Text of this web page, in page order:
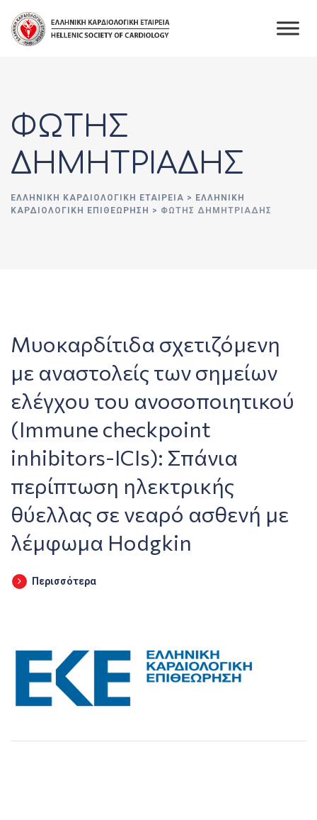
content
ΦΩΤΗΣ
ΔΗΜΗΤΡΙΑΔΗΣ
ΕΛΛΗΝΙΚΉ ΚΑΡΔΙΟΛΟΓΙΚΉ ΕΤΑΙΡΕΊΑ > ΕΛΛΗΝΙΚΗ
ΚΑΡΔΙΟΛΟΓΙΚΗ ΕΠΙΘΕΩΡΗΣΗ > ΦΩΤΗΣ ΔΗΜΗΤΡΙΑΔΗΣ
Μυοκαρδίτιδα σχετιζόμενη
με αναστολείς των σημείων
ελέγχου του ανοσοποιητικού
(Immune checkpoint
inhibitors-ICIs): Σπάνια
περίπτωση ηλεκτρικής
θύελλας σε νεαρό ασθενή με
λέμφωμα Hodgkin
Περισσότερα